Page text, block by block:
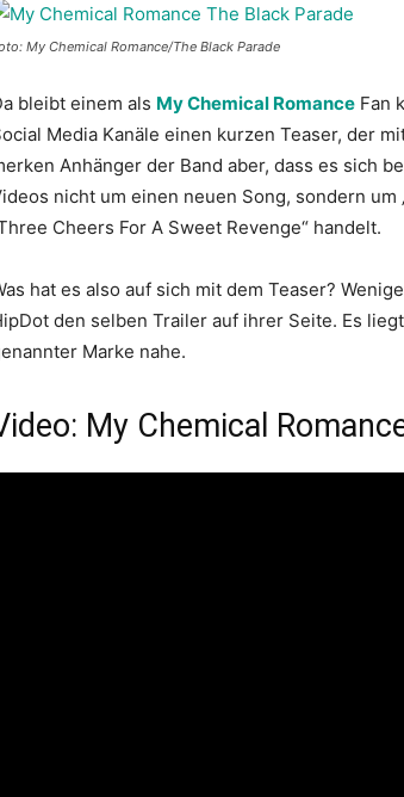
My Chemical Romance/The Black Parade
bleibt einem als My Chemical Romance Fan
Media Kanäle einen kurzen Teaser, der
Anhänger der Band aber, dass es sich
nicht um einen neuen Song, sondern um
Cheers For A Sweet Revenge“ handelt.
hat es also auf sich mit dem Teaser?
den selben Trailer auf ihrer Seite. Es
Marke nahe.
My Chemical